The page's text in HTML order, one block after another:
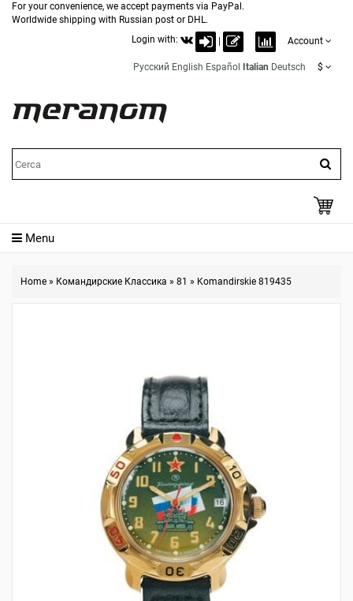
For your convenience, we accept payments via PayPal.
Worldwide shipping with Russian post or DHL.
Login with:
Account
Русский English Español Italian Deutsch $
Menu
Home » Командирские Классика » 81 » Komandirskie 819435